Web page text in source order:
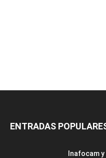
ENTRADAS
Inafocam y